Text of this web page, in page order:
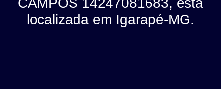
CAMPOS 14247081683, está
localizada em Igarapé-MG.